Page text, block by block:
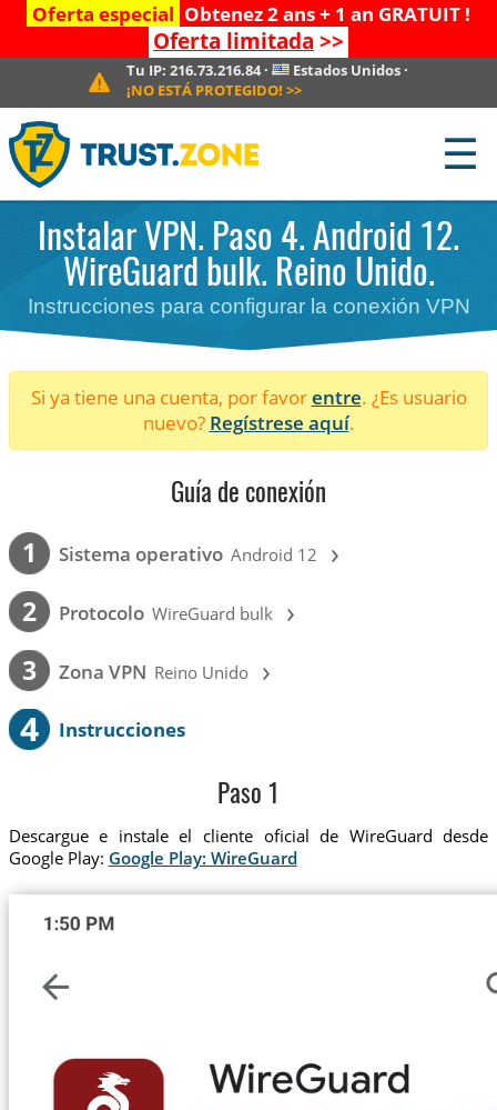
Oferta especial Obtenez 2 ans + 1 an GRATUIT !
Oferta limitada >>
Tu IP:216.73.216.84· Estados Unidos·
¡NO ESTÁ PROTEGIDO! >>
☰
Instalar VPN. Paso 4. Android 12.
WireGuard bulk. Reino Unido.
Instrucciones para configurar la conexión VPN
Si ya tiene una cuenta, por favorentre. ¿Es usuario
nuevo? Regístrese aquí.
Guía de conexión
1 Sistema operativo Android 12 ›
2 Protocolo WireGuard bulk ›
3 Zona VPN Reino Unido ›
4 Instrucciones
Paso 1
Descargue e instale el cliente oficial de WireGuard desde
Google Play: Google Play: WireGuard